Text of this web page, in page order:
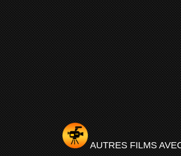
AUTRES FILMS